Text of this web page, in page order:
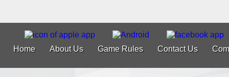
Home About Us Game Rules Contact Us